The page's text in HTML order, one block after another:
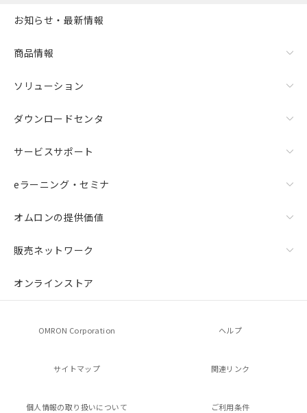
お知らせ・最新情報
商品情報
ソリューション
ダウンロードセンタ
サービスサポート
eラーニング・セミナ
オムロンの提供価値
販売ネットワーク
オンラインストア
OMRON Corporation ヘルプ
サイトマップ 関連リンク
個人情報の取り扱いについて ご利用条件
をご了承ください。
※当社の共同利用者とは、